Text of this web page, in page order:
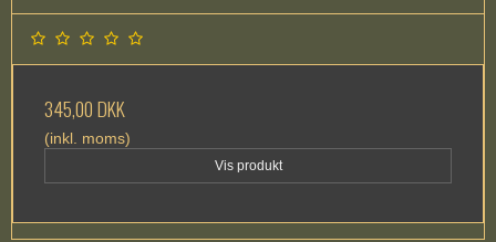
345,00 DKK
(inkl. moms)
Vis produkt